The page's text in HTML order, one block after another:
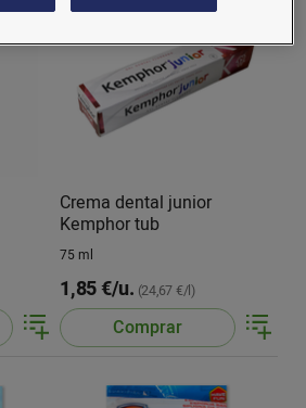
Crema dental junior
Kemphor tub
75 ml
1,85 €/u. (24,67 €/l)
Comprar